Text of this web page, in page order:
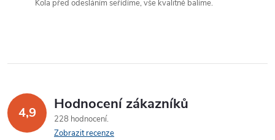
v
ý
p
Kola před odesláním seřídíme, vše kvalitně balíme.
4,9 Hodnocení zákazníků
228 hodnocení
Zobrazit recenze